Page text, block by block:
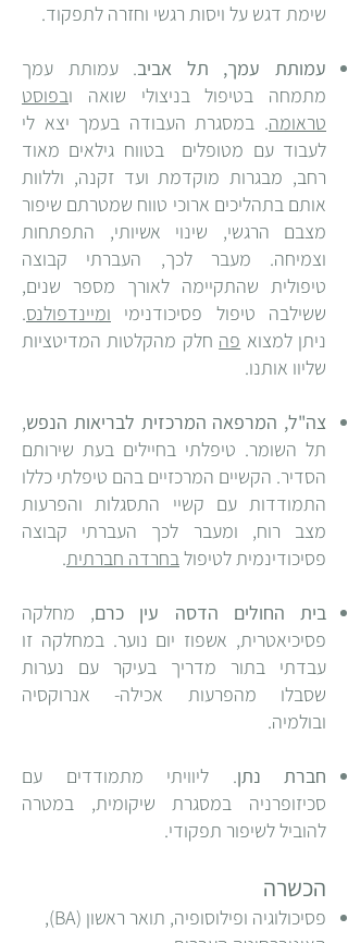
שימת דגש על ויסות רגשי וחזרה לתפקוד.
עמותת עמך, תל אביב. עמותת עמך
מתמחה בטיפול בניצולי שואה ובפוסט
טראומה. במסגרת העבודה בעמך יצא לי
לעבוד עם מטופלים בטווח גילאים מאוד
רחב, מבגרות מוקדמת ועד זקנה, וללוות
אותם בתהליכים ארוכי טווח שמטרתם שיפור
מצבם הרגשי, שינוי אשיותי, התפתחות
וצמיחה. מעבר לכך, העברתי קבוצה
טיפולית שהתקיימה לאורך מספר שנים,
ששילבה טיפול פסיכודנימי ומיינדפולנס.
ניתן למצוא פה חלק מהקלטות המדיטציות
שליוו אותנו.
צה"ל, המרפאה המרכזית לבריאות הנפש,
תל השומר. טיפלתי בחיילים בעת שירותם
הסדיר. הקשיים המרכזיים בהם טיפלתי כללו
התמודדות עם קשיי התסגלות והפרעות
מצב רוח, ומעבר לכך העברתי קבוצה
פסיכודינמית לטיפולבחרדה חברתית.
בית החולים הדסה עין כרם, מחלקה
פסיכיאטרית, אשפוז יום נוער. במחלקה זו
עבדתי בתור מדריך בעיקר עם נערות
שסבלו מהפרעות אכילה- אנרוקסיה
ובולמיה.
חברת נתן.
ליוויתי מתמודדים עם
סכיזופרניה במסגרת שיקומית, במטרה
להוביל לשיפור תפקודי.
הכשרה
פסיכולוגיה ופילוסופיה, תואר ראשון (BA),